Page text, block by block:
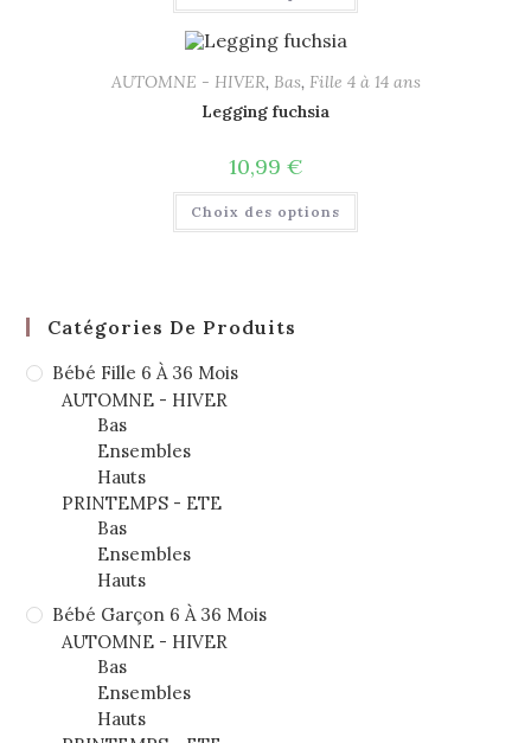
AUTOMNE - HIVER, Bas, Fille 4 à 14 ans
Legging fuchsia
10,99 €
Choix des options
Catégories De Produits
Bébé Fille 6 À 36 Mois
AUTOMNE - HIVER
Bas
Ensembles
Hauts
PRINTEMPS - ETE
Bas
Ensembles
Hauts
Bébé Garçon 6 À 36 Mois
AUTOMNE - HIVER
Bas
Ensembles
Hauts